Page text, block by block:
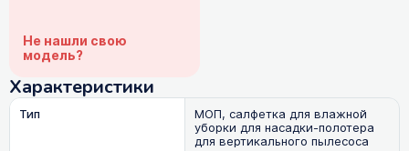
Не нашли свою
модель?
Характеристики
Тип МОП, салфетка для влажной
уборки для насадки-полотера
для вертикального пылесоса